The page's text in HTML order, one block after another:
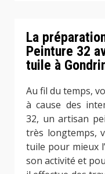
La
Peinture 32
tuile à
Au fil du temps,
à cause des
32, un artisan
très longtemps,
tuile pour mieux
son activité et